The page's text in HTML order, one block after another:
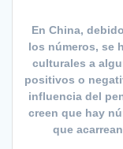
En China,
los números, se
culturales a
positivos o
influencia del
creen que hay
que